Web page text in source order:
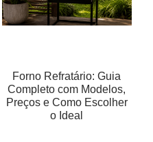
Forno Refratário: Guia
Completo com Modelos,
Preços e Como Escolher
o Ideal